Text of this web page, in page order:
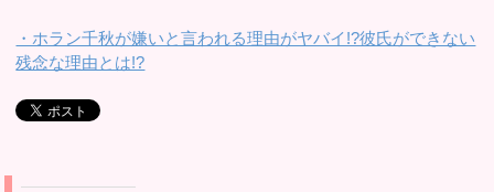
・ホラン千秋が嫌いと言われる理由がヤバイ!?彼氏ができない
残念な理由とは!?